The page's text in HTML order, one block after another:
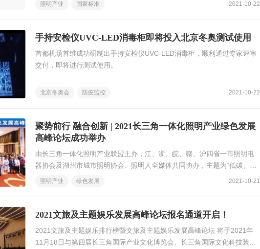
照明产业 国家标准 2021-10-22
手持安检仪UVC-LED消毒柜即将投入北京冬奥测试使用
首都机场首维成功研制出手持安检仪UVC-LED消毒柜，顺利通过专家评审
交付，即将进行测试使用。
北京冬奥会 防疫监控 2021-10-22
聚势前行 融合创新 | 2021长三角一体化照明产业绿色发展
高峰论坛成功举办
由长三角一体化照明产业联盟主办，江、浙、皖、赣、沪四省一市照明电
器协会及湖州市城市照明协会、照明人全媒体共同协办，主题为“低碳、健
康、智能“的2021长三角一体化照明产业绿色发展高峰论坛圆满完成。
照明产业 绿色发展 2021-10-21
2021文旅及主题娱乐发展高峰论坛报名通道开启！
2021文旅及主题娱乐排行榜暨文旅及主题娱乐发展高峰论坛 将于2021年
11月18日与第四届长三角国际产业文化博览会、长三角国际文化科技装备